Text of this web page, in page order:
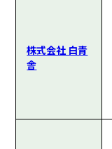
株式会社 白青
舎